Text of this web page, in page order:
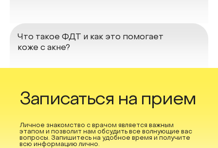
Что такое ФДТ и как это помогает
коже с акне?
Записаться на прием
Личное знакомство с врачом является важным
этапом и позволит нам обсудить все волнующие вас
вопросы. Запишитесь на удобное время и получите
всю информацию лично.